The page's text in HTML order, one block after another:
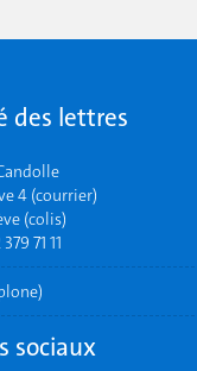
des lettres
4 (courrier)
(colis)
71 11
sociaux